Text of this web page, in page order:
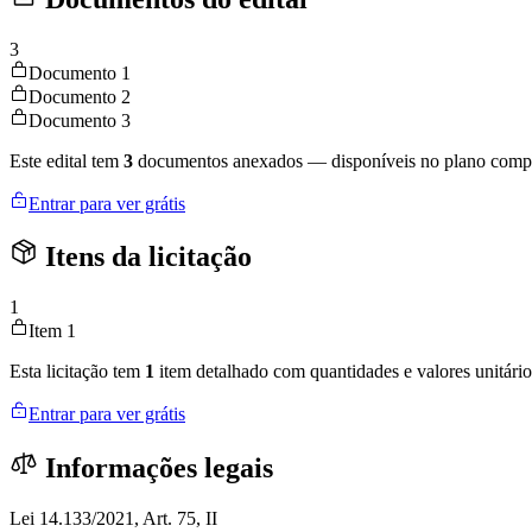
3
Documento 1
Documento 2
Documento 3
Este edital tem 3 documentos anexados — disponíveis no plano
Entrar para ver grátis
Itens da licitação
1
Item 1
Esta licitação tem 1 item detalhado com quantidades e valores
Entrar para ver grátis
Informações legais
Lei 14.133/2021, Art. 75, II